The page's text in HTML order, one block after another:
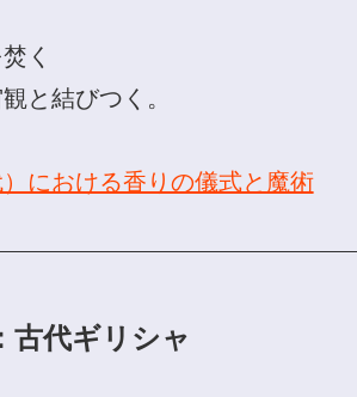
く
と結びつく。
における香りの儀式と魔術
古代ギリシャ